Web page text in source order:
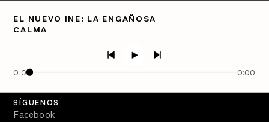
EL NUEVO INE: LA ENGAÑOSA
CALMA
0:00 0:00
PÓDCASTS
Crecer en Distopía
SÍGUENOS
Facebook